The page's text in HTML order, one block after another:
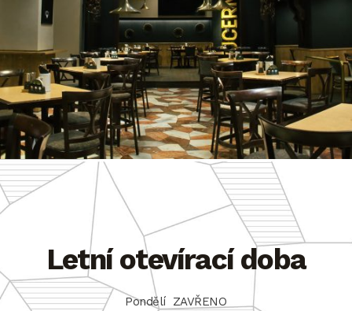
Letní otevírací doba
Pondělí ZAVŘENO